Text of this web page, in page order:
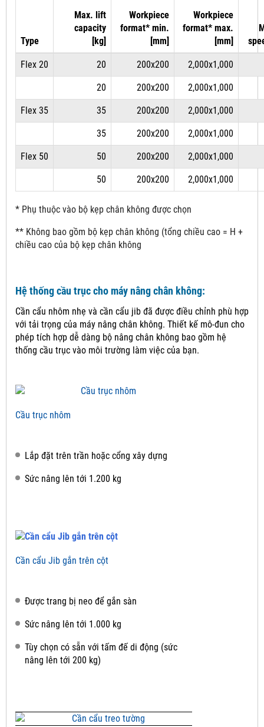
Type
Max. lift
capacity
[kg]
Workpiece
format* min.
[mm]
Workpiece
format* max.
[mm]
Flex 20 20 200x200 2,000x1,000
20 200x200 2,000x1,000
Flex 35 35 200x200 2,000x1,000
35 200x200 2,000x1,000
Flex 50 50 200x200 2,000x1,000
50 200x200 2,000x1,000
* Phụ thuộc vào bộ kẹp chân không được chọn
** Không bao gồm bộ kẹp chân không (tổng chiều cao = H +
chiều cao của bộ kẹp chân không
Hệ thống cầu trục cho máy nâng chân không:
Cần cẩu nhôm nhẹ và cần cẩu jib đã được điều chỉnh phù hợp
với tải trọng của máy nâng chân không. Thiết kế mô-đun cho
phép tích hợp dễ dàng bộ nâng chân không bao gồm hệ
thống cầu trục vào môi trường làm việc của bạn.
Cầu trục nhôm
Lắp đặt trên trần hoặc cổng xây dựng
Sức nâng lên tới 1.200 kg
Cần cẩu Jib gắn trên cột
Được trang bị neo để gắn sàn
Sức nâng lên tới 1.000 kg
Tùy chọn có sẵn với tấm đế di động (sức
nâng lên tới 200 kg)